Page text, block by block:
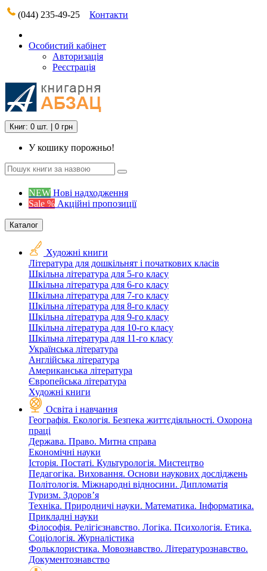
(044) 235-49-25 Контакти
Особистий кабінет
Авторизація
Реєстрація
Книг: 0 шт. | 0 грн
У кошику порожньо!
NEW Нові надходження
Sale % Акційні пропозиції
Каталог
Художні книги
Література для дошкільнят і початкових класів
Шкільна література для 5-го класу
Шкільна література для 6-го класу
Шкільна література для 7-го класу
Шкільна література для 8-го класу
Шкільна література для 9-го класу
Шкільна література для 10-го класу
Шкільна література для 11-го класу
Українська література
Англійська література
Американська література
Європейська література
Художні книги
Освіта і навчання
Географія. Екологія. Безпека життєдіяльності. Охорона
праці
Держава. Право. Митна справа
Економічні науки
Історія. Постаті. Культурологія. Мистецтво
Педагогіка. Виховання. Основи наукових досліджень
Політологія. Міжнародні відносини. Дипломатія
Туризм. Здоров’я
Техніка. Природничі науки. Математика. Інформатика.
Прикладні науки
Філософія. Релігієзнавство. Логіка. Психологія. Етика.
Соціологія. Журналістика
Фольклористика. Мовознавство. Літературознавство.
Документознавство